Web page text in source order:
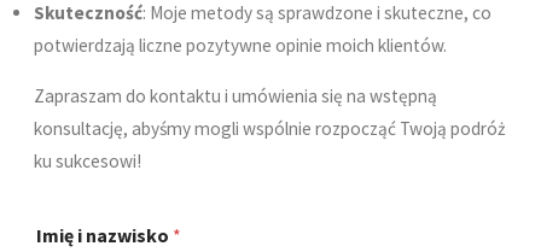
Skuteczność: Moje metody są sprawdzone i skuteczne, co
potwierdzają liczne pozytywne opinie moich klientów.
Zapraszam do kontaktu i umówienia się na wstępną
konsultację, abyśmy mogli wspólnie rozpocząć Twoją podróż
ku sukcesowi!
-Imię i nazwisko *